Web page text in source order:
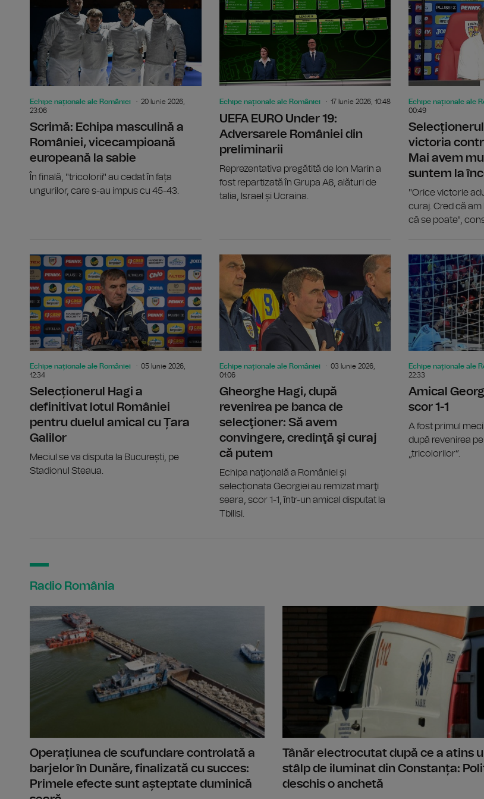
Echipe naționale ale României
20 Iunie 2026,
23:06
Scrimă: Echipa masculină a
României, vicecampioană
europeană la sabie
În finală, "tricolorii" au cedat în fața
ungurilor, care s-au impus cu 45-43.
Echipe naționale ale României 17 Iunie 2026, 10:48
UEFA EURO Under 19:
Adversarele României din
preliminarii
Reprezentativa pregătită de Ion Marin a
fost repartizată în Grupa A6, alături de
talia, Israel și Ucraina.
Echipe naționale ale
00:49
victoria
Mai avem
suntem la
"Orice victorie
curaj. Cred că
că se poate",
Echipe naționale ale României
05 Iunie 2026,
12:34
Selecționerul Hagi a
definitivat lotul României
pentru duelul amical cu Țara
Galilor
Meciul se va disputa la București, pe
Stadionul Steaua.
Echipe naționale ale României
03 Iunie 2026,
01:06
Gheorghe Hagi, după
revenirea pe banca de
selecţioner: Să avem
convingere, credinţă şi curaj
că putem
Echipa naţională a României și
selecționata Georgiei au remizat marţi
seara, scor 1-1, într-un amical disputat la
Tbilisi.
Echipe naționale ale
22:33
Amical
scor 1-1
A fost primul
după revenirea
„tricolorilor”.
Radio România
Operațiunea de scufundare controlată a
barjelor în Dunăre, finalizată cu succes:
Primele efecte sunt așteptate duminică
Tânăr electrocutat după ce a atins
stâlp de iluminat din Constanța:
deschis o anchetă